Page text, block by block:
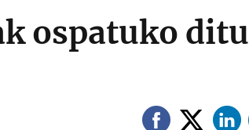
ospatuko ditu